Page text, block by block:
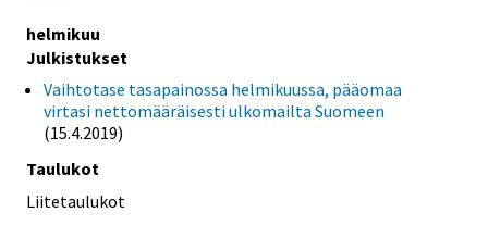
helmikuu
Julkistukset
Vaihtotase tasapainossa helmikuussa, pääomaa
virtasi nettomääräisesti ulkomailta Suomeen
(15.4.2019)
Taulukot
Liitetaulukot